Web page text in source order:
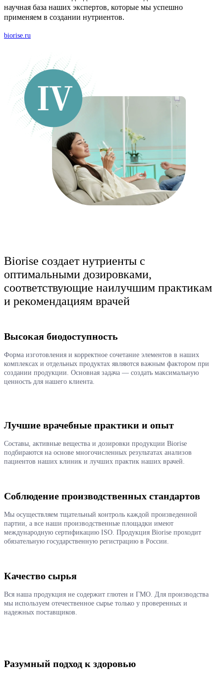
научная база наших экспертов, которые мы успешно
применяем в создании нутриентов.
biorise.ru
Biorise создает нутриенты с
оптимальными дозировками,
соответствующие наилучшим практикам
и рекомендациям врачей
Высокая биодоступность
Форма изготовления и корректное сочетание элементов в наших
комплексах и отдельных продуктах являются важным фактором при
создании продукции. Основная задача — создать максимальную
ценность для нашего клиента.
Лучшие врачебные практики и опыт
Составы, активные вещества и дозировки продукции Biorise
подбираются на основе многочисленных результатах анализов
пациентов наших клиник и лучших практик наших врачей.
Соблюдение производственных стандартов
Мы осуществляем тщательный контроль каждой произведенной
партии, а все наши производственные площадки имеют
международную сертификацию ISO. Продукция Biorise проходит
обязательную государственную регистрацию в России.
Качество сырья
Вся наша продукция не содержит глютен и ГМО. Для производства
мы используем отечественное сырье только у проверенных и
надежных поставщиков.
Разумный подход к здоровью